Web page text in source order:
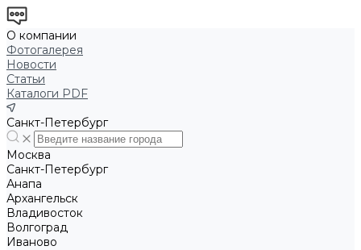
О компании
Фотогалерея
Новости
Статьи
Каталоги PDF
Санкт-Петербург
Москва
Санкт-Петербург
Анапа
Архангельск
Владивосток
Волгоград
Иваново